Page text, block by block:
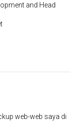
and Head
web-web saya di